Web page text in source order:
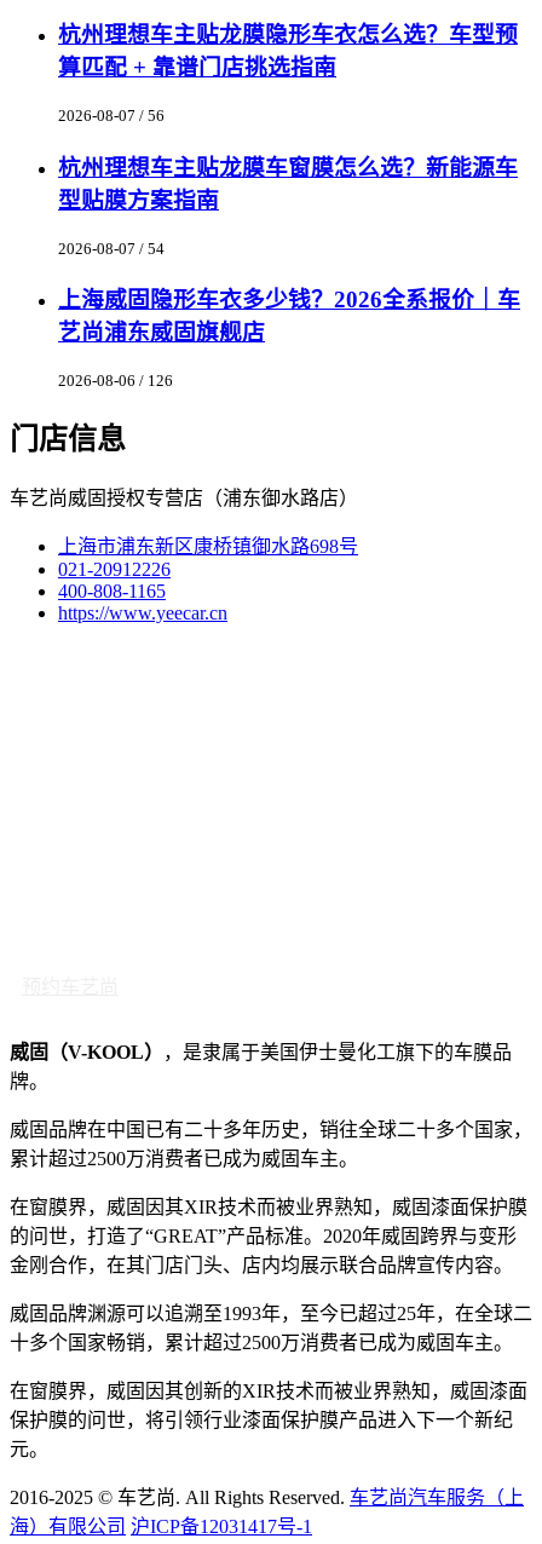
杭州理想车主贴龙膜隐形车衣怎么选？车型预
算匹配 + 靠谱门店挑选指南
2026-08-07 / 56
杭州理想车主贴龙膜车窗膜怎么选？新能源车
型贴膜方案指南
2026-08-07 / 54
上海威固隐形车衣多少钱？2026全系报价｜车
艺尚浦东威固旗舰店
2026-08-06 / 126
门店信息
车艺尚威固授权专营店（浦东御水路店）
上海市浦东新区康桥镇御水路698号
021-20912226
400-808-1165
https://www.yeecar.cn
威固（V-KOOL）
，是隶属于美国伊士曼化工旗下的车膜品
牌。
威固品牌在中国已有二十多年历史，销往全球二十多个国家，
累计超过2500万消费者已成为威固车主。
在窗膜界，威固因其XIR技术而被业界熟知，威固漆面保护膜
的问世，打造了“GREAT”产品标准。2020年威固跨界与变形
金刚合作，在其门店门头、店内均展示联合品牌宣传内容。
威固品牌渊源可以追溯至1993年，至今已超过25年，在全球二
十多个国家畅销，累计超过2500万消费者已成为威固车主。
在窗膜界，威固因其创新的XIR技术而被业界熟知，威固漆面
保护膜的问世，将引领行业漆面保护膜产品进入下一个新纪
元。
2016-2025 © 车艺尚. All Rights Reserved. 车艺尚汽车服务（上
海）有限公司 沪ICP备12031417号-1